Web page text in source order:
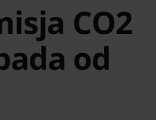
CO2
od